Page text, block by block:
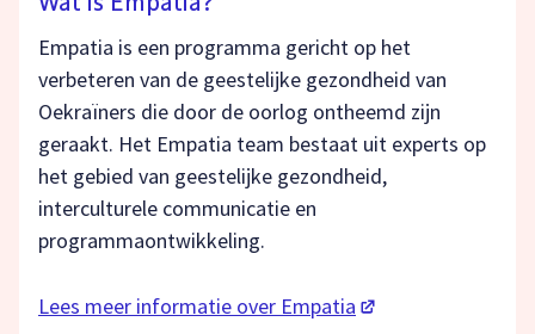
Empatia is een programma gericht op het
verbeteren van de geestelijke gezondheid van
Oekraïners die door de oorlog ontheemd zijn
geraakt. Het Empatia team bestaat uit experts op
het gebied van geestelijke gezondheid,
interculturele communicatie en
programmaontwikkeling.
Lees meer informatie over Empatia (opent in een